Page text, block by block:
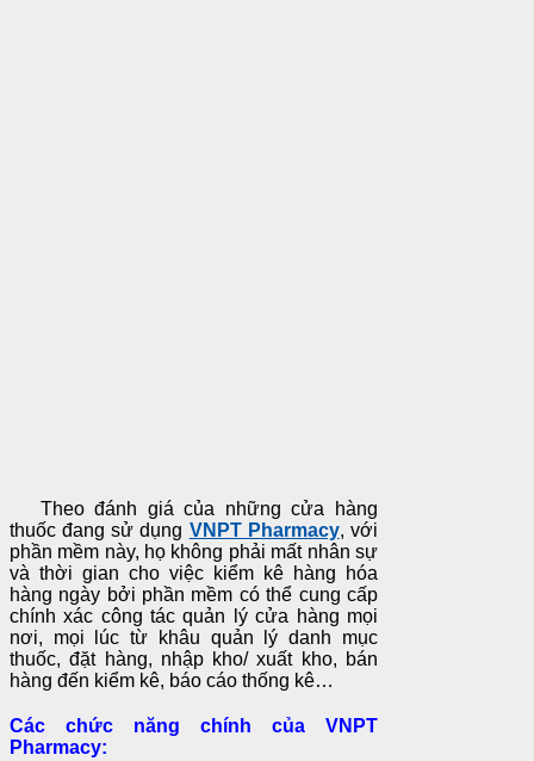
Theo đánh giá của những cửa hàng
thuốc đang sử dụng VNPT Pharmacy, với
phần mềm này, họ không phải mất nhân sự
và thời gian cho việc kiểm kê hàng hóa
hàng ngày bởi phần mềm có thể cung cấp
chính xác công tác quản lý cửa hàng mọi
nơi, mọi lúc từ khâu quản lý danh mục
thuốc, đặt hàng, nhập kho/ xuất kho, bán
hàng đến kiểm kê, báo cáo thống kê…
Các chức năng chính của VNPT
Pharmacy: